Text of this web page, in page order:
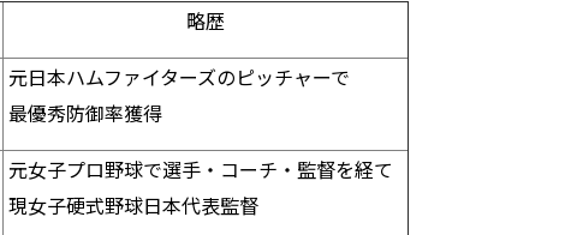
略歴
元日本ハムファイターズのピッチャーで
最優秀防御率獲得
元女子プロ野球で選手・コーチ・監督を経て
現女子硬式野球日本代表監督